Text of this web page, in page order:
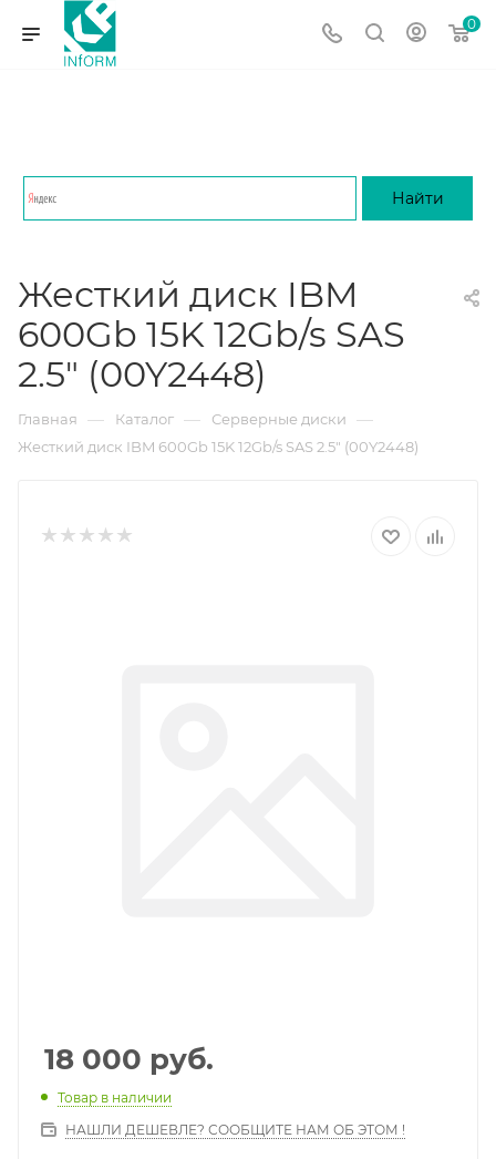
0
Жесткий диск IBM
600Gb 15K 12Gb/s SAS
2.5" (00Y2448)
Главная — Каталог — Серверные диски —
Жесткий диск IBM 600Gb 15K 12Gb/s SAS 2.5" (00Y2448)
18 000 руб.
Товар в наличии
НАШЛИ ДЕШЕВЛЕ? СООБЩИТЕ НАМ ОБ ЭТОМ !